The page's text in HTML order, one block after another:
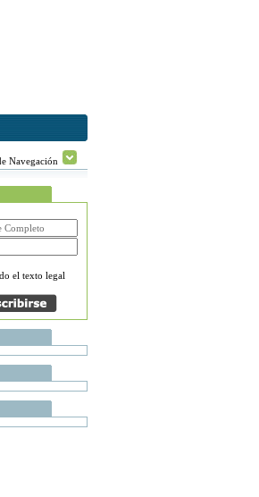
Navegación
el texto legal